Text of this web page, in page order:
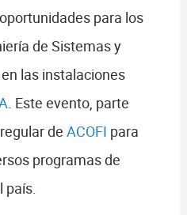
para los
de Sistemas y
las instalaciones
. Este evento, parte
de ACOFI para
programas de
país.